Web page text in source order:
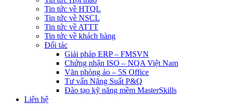
Tin tức về HTQL
Tin tức về NSCL
Tin tức về ATTT
Tin tức về khách hàng
Đối tác
Giải pháp ERP – FMSVN
Chứng nhận ISO – NQA Việt Nam
Văn phòng ảo – 5S Office
Tư vấn Năng Suất P&Q
Đào tạo kỹ năng mềm MasterSkills
Liên hệ